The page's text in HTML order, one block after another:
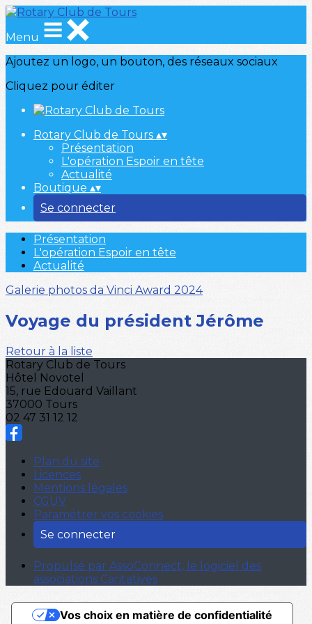
Menu
Ajoutez un logo, un bouton, des réseaux sociaux
Cliquez pour éditer
Rotary Club de Tours ▴▾
Présentation
L'opération Espoir en tête
Actualité
Boutique ▴▾
Se connecter
Présentation
L'opération Espoir en tête
Actualité
Galerie photos da Vinci Award 2024
Voyage du président Jérôme
Retour à la liste
Rotary Club de Tours
Hôtel Novotel
15, rue Edouard Vaillant
37000 Tours
02 47 31 12 12
Plan du site
Licences
Mentions légales
CGUV
Paramétrer vos cookies
Se connecter
Propulsé par AssoConnect, le logiciel des
associations Caritatives
Vos choix en matière de confidentialité